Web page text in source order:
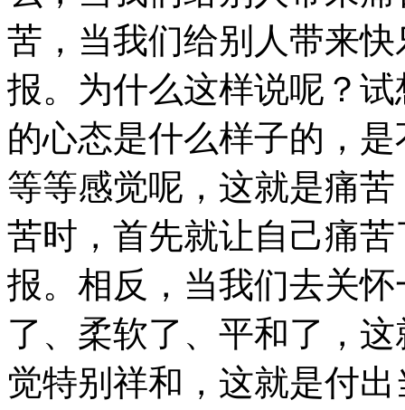
苦，当我们给别人带来
报。为什么这样说呢？
的心态是什么样子的，
等等感觉呢，这就是痛
苦时，首先就让自己痛
报。相反，当我们去关
了、柔软了、平和了，
觉特别祥和，这就是付